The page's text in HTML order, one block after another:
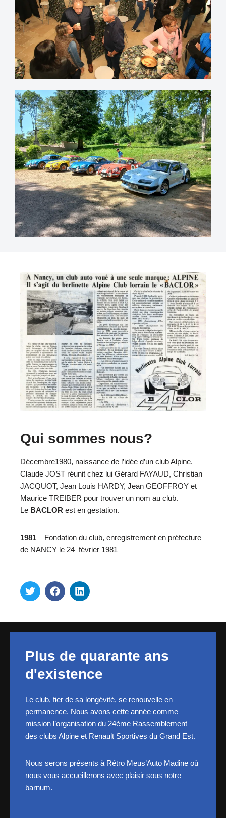
Qui sommes nous?
Décembre1980, naissance de l’idée d’un club Alpine.
Claude JOST réunit chez lui Gérard FAYAUD, Christian
JACQUOT, Jean Louis HARDY, Jean GEOFFROY et
Maurice TREIBER pour trouver un nom au club.
Le BACLOR est en gestation.
1981 – Fondation du club, enregistrement en préfecture
de NANCY le 24 février 1981
Plus de quarante ans
d'existence
Le club, fier de sa longévité, se renouvelle en
permanence. Nous avons cette année comme
mission l’organisation du 24ème Rassemblement
des clubs Alpine et Renault Sportives du Grand Est.
Nous serons présents à Rétro Meus’Auto Madine où
nous vous accueillerons avec plaisir sous notre
barnum.